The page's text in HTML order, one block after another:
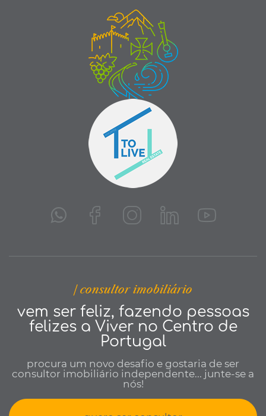
| consultor imobiliário
vem ser feliz, fazendo pessoas
felizes a Viver no Centro de
Portugal
procura um novo desafio e gostaria de ser
consultor imobiliário independente... junte-se a
nós!